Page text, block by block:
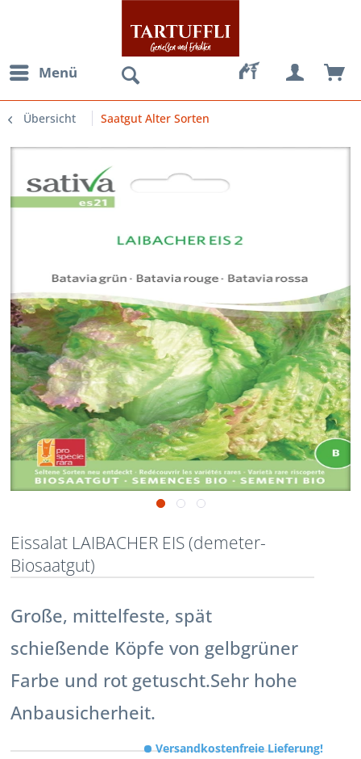
Menü
Übersicht Saatgut Alter Sorten
Eissalat LAIBACHER EIS (demeter-
Biosaatgut)
Große, mittelfeste, spät
schießende Köpfe von gelbgrüner
Farbe und rot getuscht.Sehr hohe
Anbausicherheit.
Versandkostenfreie Lieferung!